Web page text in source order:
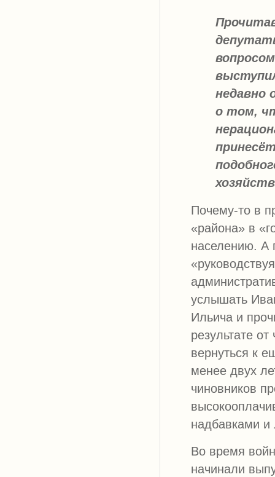
недавно
о том,
Почему-то в
«района» в
населению.
услышать
Ильича и
результате
вернуться к
менее двух
чиновников
надбавками и
Во время
начинали